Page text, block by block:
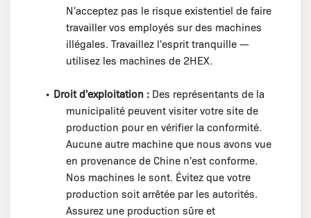
N'acceptez pas le risque existentiel de faire
travailler vos employés sur des machines
illégales. Travaillez l'esprit tranquille —
utilisez les machines de 2HEX.
• Droit d'exploitation :Des représentants de la
municipalité peuvent visiter votre site de
production pour en vérifier la conformité.
Aucune autre machine que nous avons vue
en provenance de Chine n'est conforme.
Nos machines le sont. Évitez que votre
production soit arrêtée par les autorités.
Assurez une production sûre et